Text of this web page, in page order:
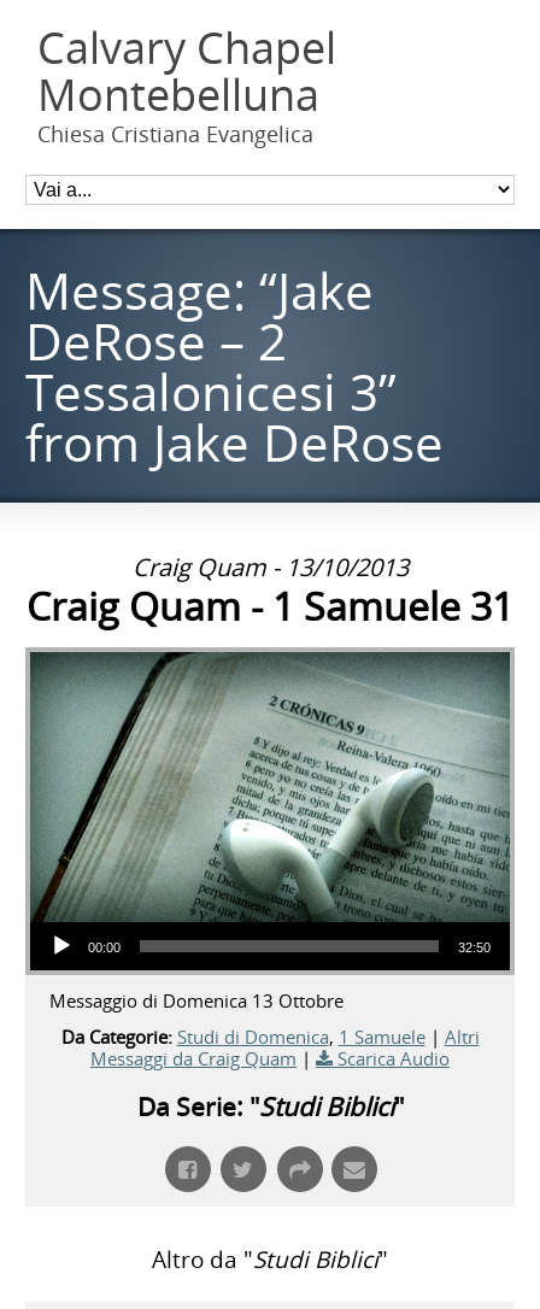
Calvary Chapel
Montebelluna
Chiesa Cristiana Evangelica
Message: “Jake
DeRose – 2
Tessalonicesi 3”
from Jake DeRose
Craig Quam - 13/10/2013
Craig Quam - 1 Samuele 31
Audio Player
00:00 32:50
Messaggio di Domenica 13 Ottobre
Da Categorie: Studi di Domenica, 1 Samuele| Altri
Messaggi da Craig Quam | Scarica Audio
Da Serie: "Studi Biblici"
Altro da "Studi Biblici"